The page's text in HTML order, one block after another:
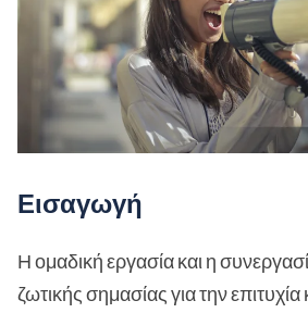
Εισαγωγή
Η ομαδική εργασία και η
ζωτικής σημασίας για την